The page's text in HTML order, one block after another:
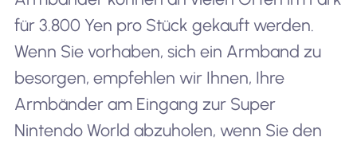
für 3.800 Yen pro Stück gekauft werden.
Wenn Sie vorhaben, sich ein Armband zu
besorgen, empfehlen wir Ihnen, Ihre
Armbänder am Eingang zur Super
Nintendo World abzuholen, wenn Sie den